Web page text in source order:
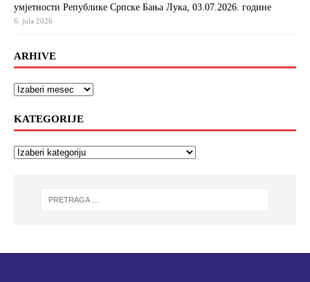
умјетности Републике Српске Бања Лука, 03.07.2026. године
6. jula 2026.
ARHIVE
KATEGORIJE